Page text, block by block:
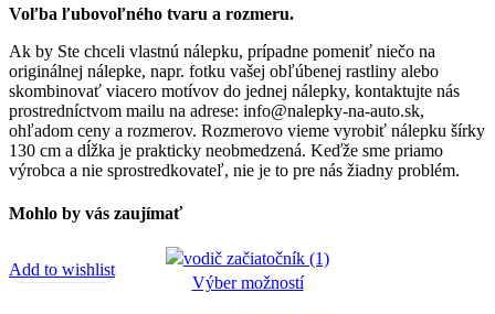
Voľba ľubovoľného tvaru a rozmeru.
Ak by Ste chceli vlastnú nálepku, prípadne pomeniť niečo na
originálnej nálepke, napr. fotku vašej obľúbenej rastliny alebo
skombinovať viacero motívov do jednej nálepky, kontaktujte nás
prostredníctvom mailu na adrese: info@nalepky-na-auto.sk,
ohľadom ceny a rozmerov. Rozmerovo vieme vyrobiť nálepku šírky
130 cm a dĺžka je prakticky neobmedzená. Keďže sme priamo
výrobca a nie sprostredkovateľ, nie je to pre nás žiadny problém.
Mohlo by vás zaujímať
Add to wishlist
Výber možnostíTento